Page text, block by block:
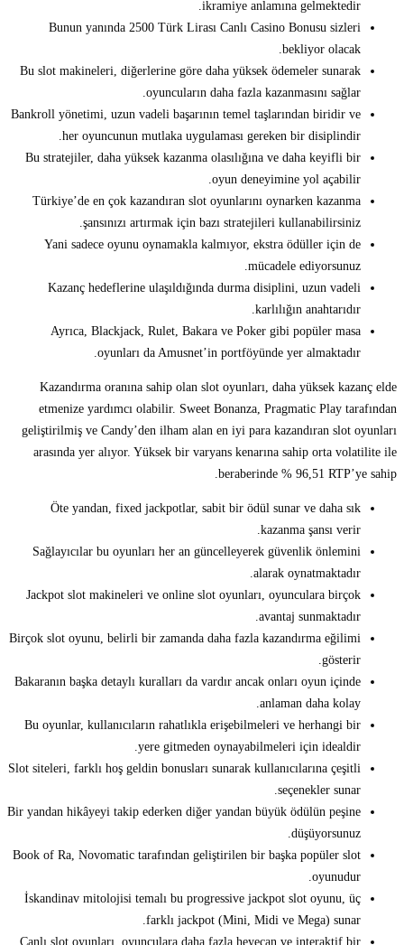
ikramiye anlamına gelmektedir.
Bunun yanında 2500 Türk Lirası Canlı Casino Bonusu sizleri
bekliyor olacak.
Bu slot makineleri, diğerlerine göre daha yüksek ödemeler sunarak
oyuncuların daha fazla kazanmasını sağlar.
Bankroll yönetimi, uzun vadeli başarının temel taşlarından biridir ve
her oyuncunun mutlaka uygulaması gereken bir disiplindir.
Bu stratejiler, daha yüksek kazanma olasılığına ve daha keyifli bir
oyun deneyimine yol açabilir.
Türkiye’de en çok kazandıran slot oyunlarını oynarken kazanma
şansınızı artırmak için bazı stratejileri kullanabilirsiniz.
Yani sadece oyunu oynamakla kalmıyor, ekstra ödüller için de
mücadele ediyorsunuz.
Kazanç hedeflerine ulaşıldığında durma disiplini, uzun vadeli
karlılığın anahtarıdır.
Ayrıca, Blackjack, Rulet, Bakara ve Poker gibi popüler masa
oyunları da Amusnet’in portföyünde yer almaktadır.
Kazandırma oranına sahip olan slot oyunları, daha yüksek kazanç elde
etmenize yardımcı olabilir. Sweet Bonanza, Pragmatic Play tarafından
geliştirilmiş ve Candy’den ilham alan en iyi para kazandıran slot oyunları
arasında yer alıyor. Yüksek bir varyans kenarına sahip orta volatilite ile
beraberinde % 96,51 RTP’ye sahip.
Öte yandan, fixed jackpotlar, sabit bir ödül sunar ve daha sık
kazanma şansı verir.
Sağlayıcılar bu oyunları her an güncelleyerek güvenlik önlemini
alarak oynatmaktadır.
Jackpot slot makineleri ve online slot oyunları, oyunculara birçok
avantaj sunmaktadır.
Birçok slot oyunu, belirli bir zamanda daha fazla kazandırma eğilimi
gösterir.
Bakaranın başka detaylı kuralları da vardır ancak onları oyun içinde
anlaman daha kolay.
Bu oyunlar, kullanıcıların rahatlıkla erişebilmeleri ve herhangi bir
yere gitmeden oynayabilmeleri için idealdir.
Slot siteleri, farklı hoş geldin bonusları sunarak kullanıcılarına çeşitli
seçenekler sunar.
Bir yandan hikâyeyi takip ederken diğer yandan büyük ödülün peşine
düşüyorsunuz.
Book of Ra, Novomatic tarafından geliştirilen bir başka popüler slot
oyunudur.
İskandinav mitolojisi temalı bu progressive jackpot slot oyunu, üç
farklı jackpot (Mini, Midi ve Mega) sunar.
Canlı slot oyunları, oyunculara daha fazla heyecan ve interaktif bir